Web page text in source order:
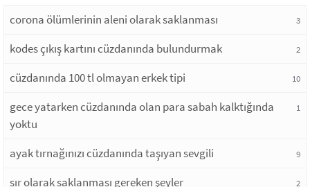
corona ölümlerinin aleni olarak saklanması 3
kodes çıkış kartını cüzdanında bulundurmak 2
cüzdanında 100 tl olmayan erkek tipi 10
gece yatarken cüzdanında olan para sabah kalktığında
yoktu
1
ayak tırnağınızı cüzdanında taşıyan sevgili 9
sır olarak saklanması gereken şeyler 2